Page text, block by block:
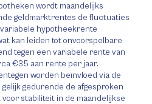
wordt maandelijks
geldmarktrentes de fluctuaties
hypotheekrente
kan leiden tot onvoorspelbare
tegen een variabele rente van
€35 aan rente per jaar.
worden beïnvloed via de
gedurende de afgesproken
stabiliteit in de maandelijkse